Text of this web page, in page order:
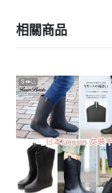
相關商品